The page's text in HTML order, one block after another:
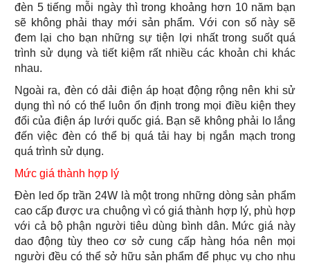
đèn 5 tiếng mỗi ngày thì trong khoảng hơn 10 năm bạn
sẽ không phải thay mới sản phẩm. Với con số này sẽ
đem lại cho bạn những sự tiện lợi nhất trong suốt quá
trình sử dụng và tiết kiệm rất nhiều các khoản chi khác
nhau.
Ngoài ra, đèn có dải điện áp hoạt động rộng nên khi sử
dụng thì nó có thể luôn ổn định trong mọi điều kiện they
đổi của điện áp lưới quốc giá. Bạn sẽ không phải lo lắng
đến việc đèn có thể bị quá tải hay bị ngắn mạch trong
quá trình sử dụng.
Mức giá thành hợp lý
Đèn led ốp trần 24W là một trong những dòng sản phẩm
cao cấp được ưa chuộng vì có giá thành hợp lý, phù hợp
với cả bộ phận người tiêu dùng bình dân. Mức giá này
dao động tùy theo cơ sở cung cấp hàng hóa nên mọi
người đều có thể sở hữu sản phẩm để phục vụ cho nhu